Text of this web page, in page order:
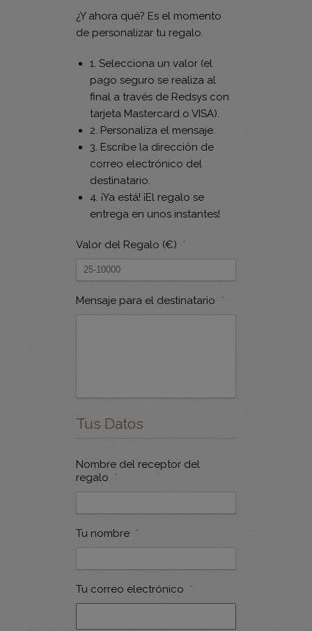
¿Y ahora qué? Es el momento
de personalizar tu regalo.
1. Selecciona un valor (el
pago seguro se realiza al
final a través de Redsys con
tarjeta Mastercard o VISA).
2. Personaliza el mensaje.
3. Escribe la dirección de
correo electrónico del
destinatario.
4. ¡Ya está! ¡El regalo se
entrega en unos instantes!
Valor del Regalo (€) *
Mensaje para el destinatario *
Tus Datos
Nombre del receptor del
regalo *
Tu nombre *
Tu correo electrónico *